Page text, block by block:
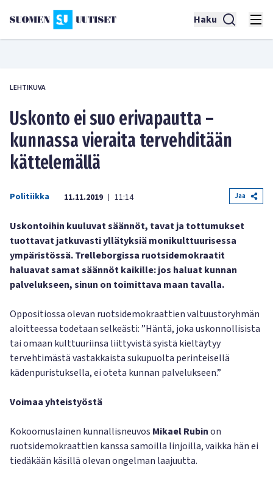
Haku
LEHTIKUVA
Uskonto ei suo erivapautta –
kunnassa vieraita tervehditään
kättelemällä
Politiikka 11.11.2019 | 11:14 Jaa
Uskontoihin kuuluvat säännöt, tavat ja tottumukset
tuottavat jatkuvasti yllätyksiä monikulttuurisessa
ympäristössä. Trelleborgissa ruotsidemokraatit
haluavat samat säännöt kaikille: jos haluat kunnan
palvelukseen, sinun on toimittava maan tavalla.
Oppositiossa olevan ruotsidemokraattien valtuustoryhmän
aloitteessa todetaan selkeästi: ”Häntä, joka uskonnollisista
tai omaan kulttuuriinsa liittyvistä syistä kieltäytyy
tervehtimästä vastakkaista sukupuolta perinteisellä
kädenpuristuksella, ei oteta kunnan palvelukseen.”
Voimaa yhteistyöstä
Kokoomuslainen kunnallisneuvos Mikael Rubinon
ruotsidemokraattien kanssa samoilla linjoilla, vaikka hän ei
tiedäkään käsillä olevan ongelman laajuutta.